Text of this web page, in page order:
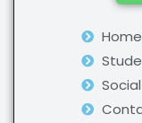
Home